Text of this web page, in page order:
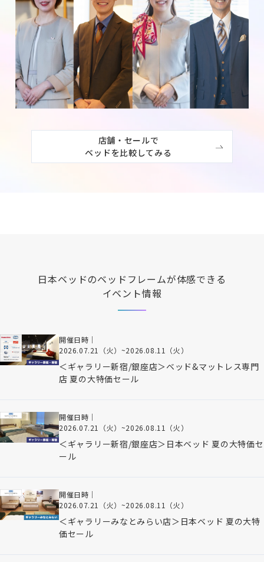
店舗・セールで
ベッドを比較してみる
日本ベッドのベッドフレームが体感できる
イベント情報
開催日時｜
2026.07.21（火） ~2026.08.11（火）
＜ギャラリー新宿/銀座店＞ベッド&マットレス専門
店 夏の大特価セール
開催日時｜
2026.07.21（火） ~2026.08.11（火）
＜ギャラリー新宿/銀座店＞日本ベッド 夏の大特価セ
ール
開催日時｜
2026.07.21（火） ~2026.08.11（火）
＜ギャラリーみなとみらい店＞日本ベッド 夏の大特
価セール